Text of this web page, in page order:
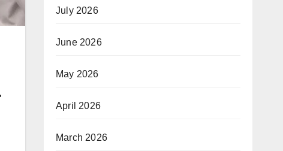
July 2026
June 2026
May 2026
April 2026
March 2026